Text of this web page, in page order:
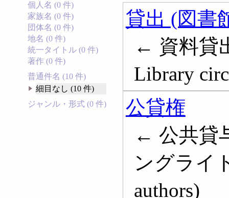
個人名 (0 件)
家族名 (0 件)
団体名 (0 件)
地名 (0 件)
統一タイトル (0 件)
著作 (0 件)
普通件名 (10 件)
細目なし (10 件)
ジャンル・形式 (0 件)
貸出 (図書
← 資料貸
Library
公貸権
← 公共貸
ングライ
authors)